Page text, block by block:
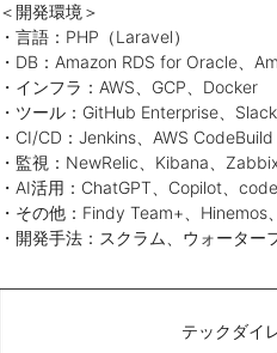
＜開発環境＞
・言語：PHP（Laravel）
・DB：Amazon RDS for Oracle、
・インフラ：AWS、GCP、Docker
・ツール：GitHub Enterprise、
・CI/CD：Jenkins、AWS CodeBuild
・監視：NewRelic、Kibana、
・AI活用：ChatGPT、Copilot、
・その他：Findy Team+、
・開発手法：スクラム、ウォータ
テックダイ